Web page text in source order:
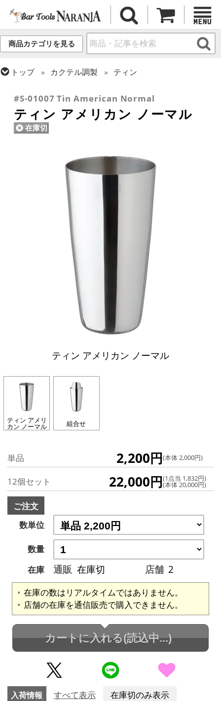
商品カテゴリを見る
トップ カクテル調製
ティン
フレア用各種アイテム
#S-01007 Tin American Normal
ティン アメリカン ノーマル
在庫切
ティン アメリカン ノーマル
ティン アメリ
カン ノーマル 組合せ
単品 2,200円(本体 2,000円)
12個セット 22,000円(1点当 1,832円)
(本体 20,000円)
ご注文
数単位
数量
在庫
通販 在庫切 店舗 2
在庫の数はリアルタイムではありません。
店舗の在庫を通信販売で購入できません。
カートに入れる(読込中...)
入荷情報 すべて表示 在庫切のみ表示